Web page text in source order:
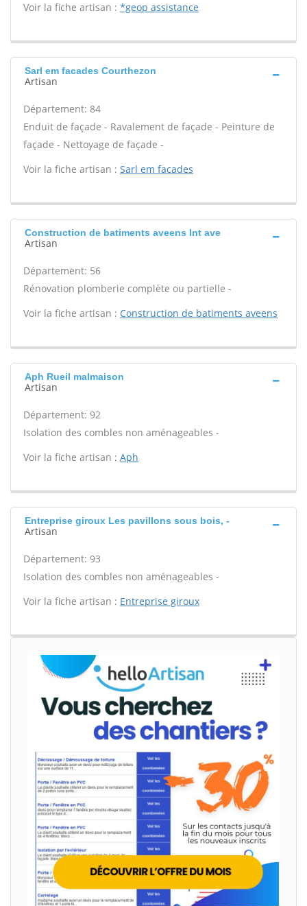
Voir la fiche artisan : *geop assistance
Sarl em facades Courthezon
Artisan
Département: 84
Enduit de façade - Ravalement de façade - Peinture de
façade - Nettoyage de façade -
Voir la fiche artisan : Sarl em facades
Construction de batiments aveens Int ave
Artisan
Département: 56
Rénovation plomberie complète ou partielle -
Voir la fiche artisan : Construction de batiments aveens
Aph Rueil malmaison
Artisan
Département: 92
Isolation des combles non aménageables -
Voir la fiche artisan : Aph
Entreprise giroux Les pavillons sous bois, -
Artisan
Département: 93
Isolation des combles non aménageables -
Voir la fiche artisan : Entreprise giroux